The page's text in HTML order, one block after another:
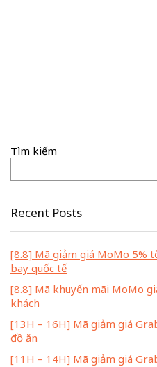
Tìm kiếm
Recent Posts
[8.8] Mã giảm giá MoMo 5%
bay quốc tế
[8.8] Mã khuyến mãi MoMo
khách
[13H – 16H] Mã giảm giá
đồ ăn
[11H – 14H] Mã giảm giá